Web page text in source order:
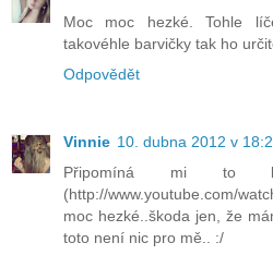
Moc moc hezké. Tohle
takovéhle barvičky tak ho
Odpovědět
Vinnie 10. dubna 2012 v
Připomíná mi to
(http://www.youtube.com/
moc hezké..škoda jen, že
toto není nic pro mě.. :/